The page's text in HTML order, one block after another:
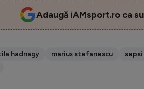
Adaugă iAMsport.ro ca
hadnagy marius stefanescu sepsi